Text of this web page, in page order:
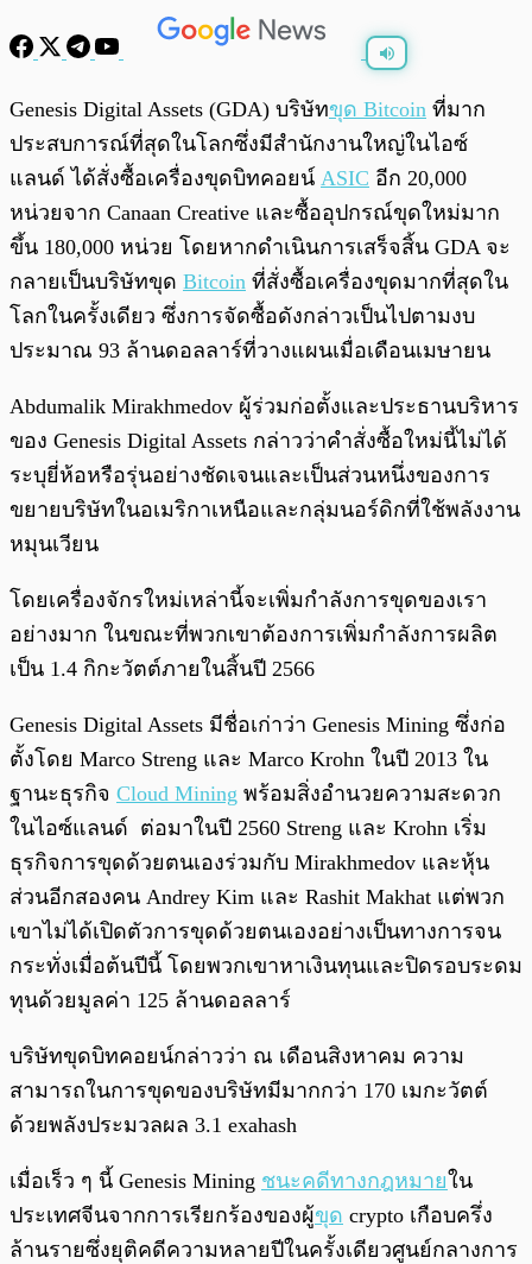
/
Genesis Digital Assets (GDA) บริษัทขุด Bitcoin ที่มาก
ประสบการณ์ที่สุดในโลกซึ่งมีสำนักงานใหญ่ในไอซ์
แลนด์ ได้สั่งซื้อเครื่องขุดบิทคอยน์ ASIC อีก 20,000
หน่วยจาก Canaan Creative และซื้ออุปกรณ์ขุดใหม่มาก
ขึ้น 180,000 หน่วย โดยหากดำเนินการเสร็จสิ้น GDA จะ
กลายเป็นบริษัทขุด Bitcoin ที่สั่งซื้อเครื่องขุดมากที่สุดใน
โลกในครั้งเดียว ซึ่งการจัดซื้อดังกล่าวเป็นไปตามงบ
ประมาณ 93 ล้านดอลลาร์ที่วางแผนเมื่อเดือนเมษายน
Abdumalik Mirakhmedov ผู้ร่วมก่อตั้งและประธานบริหาร
ของ Genesis Digital Assets กล่าวว่าคำสั่งซื้อใหม่นี้ไม่ได้
ระบุยี่ห้อหรือรุ่นอย่างชัดเจนและเป็นส่วนหนึ่งของการ
ขยายบริษัทในอเมริกาเหนือและกลุ่มนอร์ดิกที่ใช้พลังงาน
หมุนเวียน
โดยเครื่องจักรใหม่เหล่านี้จะเพิ่มกำลังการขุดของเรา
อย่างมาก ในขณะที่พวกเขาต้องการเพิ่มกำลังการผลิต
เป็น 1.4 กิกะวัตต์ภายในสิ้นปี 2566
Genesis Digital Assets มีชื่อเก่าว่า Genesis Mining ซึ่งก่อ
ตั้งโดย Marco Streng และ Marco Krohn ในปี 2013 ใน
ฐานะธุรกิจ Cloud Mining พร้อมสิ่งอำนวยความสะดวก
ในไอซ์แลนด์ ต่อมาในปี 2560 Streng และ Krohn เริ่ม
ธุรกิจการขุดด้วยตนเองร่วมกับ Mirakhmedov และหุ้น
ส่วนอีกสองคน Andrey Kim และ Rashit Makhat แต่พวก
เขาไม่ได้เปิดตัวการขุดด้วยตนเองอย่างเป็นทางการจน
กระทั่งเมื่อต้นปีนี้ โดยพวกเขาหาเงินทุนและปิดรอบระดม
ทุนด้วยมูลค่า 125 ล้านดอลลาร์
บริษัทขุดบิทคอยน์กล่าวว่า ณ เดือนสิงหาคม ความ
สามารถในการขุดของบริษัทมีมากกว่า 170 เมกะวัตต์
ด้วยพลังประมวลผล 3.1 exahash
เมื่อเร็ว ๆ นี้ Genesis Mining ชนะคดีทางกฎหมายใน
ประเทศจีนจากการเรียกร้องของผู้ขุด crypto เกือบครึ่ง
ล้านรายซึ่งยุติคดีความหลายปีในครั้งเดียวศูนย์กลางการ